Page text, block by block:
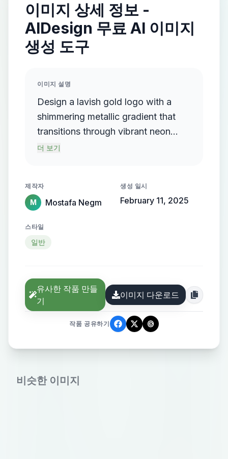
이미지 상세 정보 -
AIDesign 무료 AI 이미지
생성 도구
이미지 설명
Design a lavish gold logo with a
shimmering metallic gradient that
transitions through vibrant neon
colors, prominently featuring elegant
documentary events and facts
더 보기
제작자
M Mostafa Negm
생성 일시
February 11, 2025
스타일
일반
유사한 작품 만들
기
이미지 다운로드
작품 공유하기
비슷한 이미지